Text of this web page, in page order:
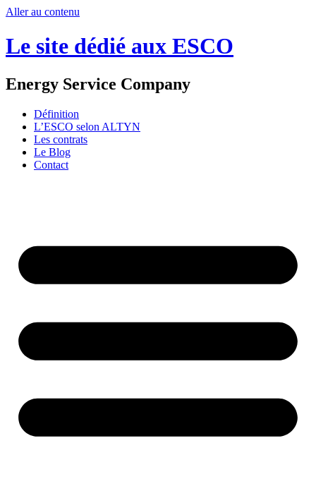
Aller au contenu
Le site dédié aux ESCO
Energy Service Company
Définition
L’ESCO selon ALTYN
Les contrats
Le Blog
Contact